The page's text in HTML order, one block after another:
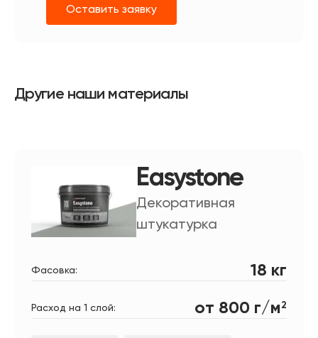
Оставить заявку
Другие наши материалы
Easystone
Декоративная
штукатурка
Фасовка: 18 кг
Расход на 1 слой: от 800 г/м 2